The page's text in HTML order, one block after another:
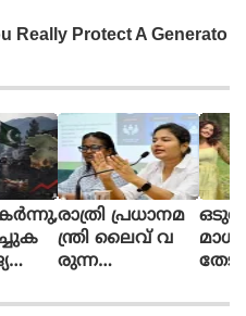
ക
രാത്രി പ്രധാനമ
ന്ത്രി ലൈവ് വ
രുന്ന
ലീവ് പ്ര